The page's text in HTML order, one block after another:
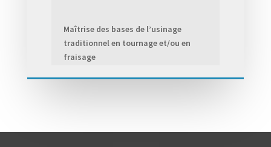
Maîtrise des bases de l’usinage
traditionnel en tournage et/ou en
fraisage